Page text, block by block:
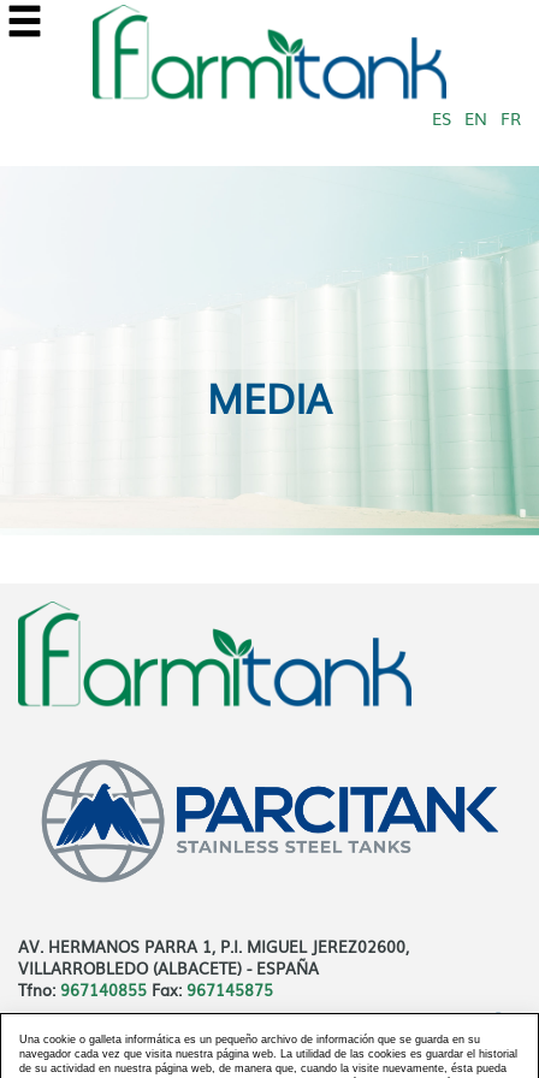
ES EN FR
MEDIA
AV. HERMANOS PARRA 1, P.I. MIGUEL JEREZ02600,
VILLARROBLEDO (ALBACETE) - ESPAÑA
Tfno: 967140855 Fax: 967145875
Comunicación
Contacto Descarga Nuestro Catálogo
Una cookie o galleta informática es un pequeño archivo de información que se guarda en su
navegador cada vez que visita nuestra página web. La utilidad de las cookies es guardar el historial
de su actividad en nuestra página web, de manera que, cuando la visite nuevamente, ésta pueda